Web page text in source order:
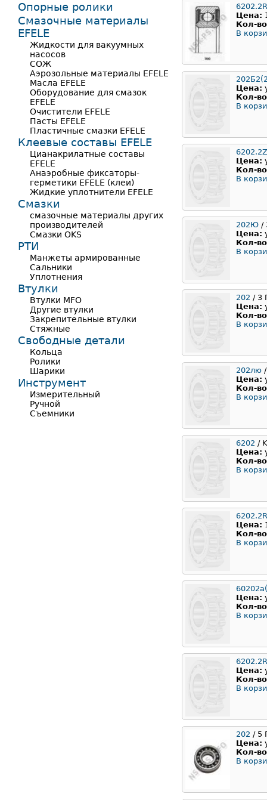
Цена:
Кол-
В
Цена:
Кол-
В
6202.2Z
Цена:
Кол-
В
202Ю /
Цена:
Кол-
В
202 / 3
Цена:
Кол-
В
202лю
Цена:
Кол-
В
6202 /
Цена:
Кол-
В
Цена:
Кол-
В
Цена:
Кол-
В
Цена:
Кол-
В
202 / 5
Цена:
Кол-
В
Опорные ролики
Смазочные материалы
EFELE
Жидкости для вакуумных
насосов
СОЖ
Аэрозольные материалы EFELE
Масла EFELE
Оборудование для смазок
EFELE
Очистители EFELE
Пасты EFELE
Пластичные смазки EFELE
Клеевые составы EFELE
Цианакрилатные составы
EFELE
Анаэробные фиксаторы-
герметики EFELE (клеи)
Жидкие уплотнители EFELE
Смазки
смазочные материалы других
производителей
Смазки OKS
РТИ
Манжеты армированные
Сальники
Уплотнения
Втулки
Втулки MFO
Другие втулки
Закрепительные втулки
Стяжные
Свободные детали
Кольца
Ролики
Шарики
Инструмент
Измерительный
Ручной
Съемники